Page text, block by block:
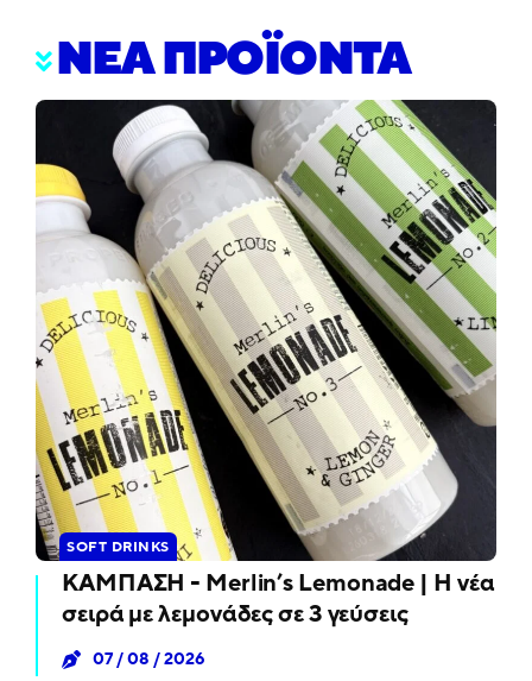
ΝΕΑ ΠΡΟΪΟΝΤΑ
SOFT DRINKS
ΚΑΜΠΑΣΗ - Merlin’s Lemonade | Η νέα
σειρά με λεμονάδες σε 3 γεύσεις
07 / 08 / 2026